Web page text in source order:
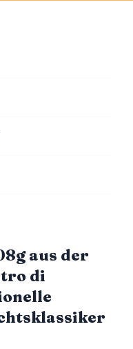
aus der
di